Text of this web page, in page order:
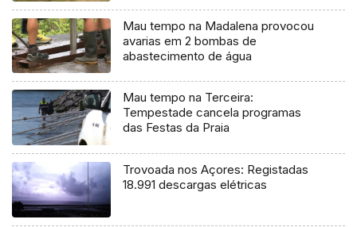
Mau tempo na Madalena provocou
avarias em 2 bombas de
abastecimento de água
Mau tempo na Terceira:
Tempestade cancela programas
das Festas da Praia
Trovoada nos Açores: Registadas
18.991 descargas elétricas